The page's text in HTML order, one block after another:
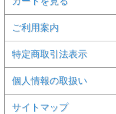
ご利用案内
特定商取引法表示
個人情報の取扱い
サイトマップ